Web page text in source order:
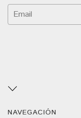
NAVEGACIÓN